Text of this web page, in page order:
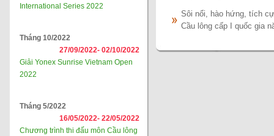
International Series 2022
Tháng 10/2022
27/09/2022- 02/10/2022
Giải Yonex Sunrise Vietnam Open
2022
Tháng 5/2022
16/05/2022- 22/05/2022
Chương trình thi đấu môn Cầu lông
Sôi nổi, hào hứng, tích
Cầu lông cấp I quốc gia